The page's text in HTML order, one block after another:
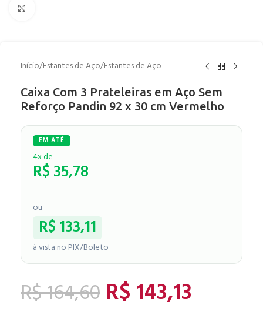
Início/Estantes de Aço/Estantes de Aço
Caixa Com 3 Prateleiras em Aço Sem
Reforço Pandin 92 x 30 cm Vermelho
4x de
R$35,78
ou
R$133,11
à vista no PIX/Boleto
R$164,60 R$143,13